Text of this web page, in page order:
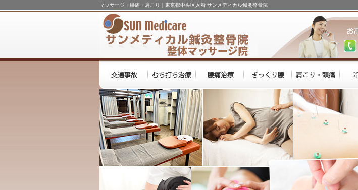
マッサージ・腰痛・肩こり｜東京都中央区入船 サンメディカル鍼灸整骨院